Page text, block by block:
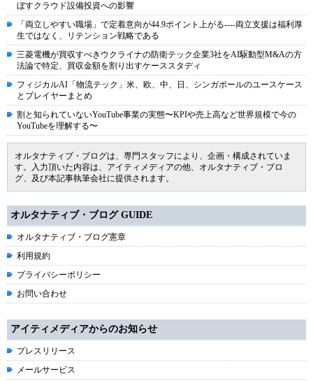
ぼすクラウド設備投資への影響
「両立しやすい職場」で定着意向が44.9ポイント上がる----両立支援は福利厚
生ではなく、リテンション戦略である
三菱電機が買収すべきウクライナの防衛テック企業3社をAI駆動型M&Aの方
法論で特定、買収金額を割り出すケーススタディ
フィジカルAI「物流テック」米、欧、中、日、シンガポールのユースケース
とプレイヤーまとめ
割と知られていないYouTube事業の実態〜KPIや売上高など世界規模で今の
YouTubeを理解する〜
オルタナティブ・ブログは、専門スタッフにより、企画・構成されていま
す。入力頂いた内容は、アイティメディアの他、オルタナティブ・ブロ
グ、及び本記事執筆会社に提供されます。
オルタナティブ・ブログ GUIDE
オルタナティブ・ブログ憲章
利用規約
プライバシーポリシー
お問い合わせ
アイティメディアからのお知らせ
プレスリリース
メールサービス